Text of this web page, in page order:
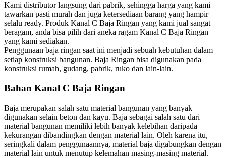
Kami distributor langsung dari pabrik, sehingga harga yang kami
tawarkan pasti murah dan juga ketersediaan barang yang hampir
selalu ready. Produk Kanal C Baja Ringan yang kami jual sangat
beragam, anda bisa pilih dari aneka ragam Kanal C Baja Ringan
yang kami sediakan.
Penggunaan baja ringan saat ini menjadi sebuah kebutuhan dalam
setiap konstruksi bangunan. Baja Ringan bisa digunakan pada
konstruksi rumah, gudang, pabrik, ruko dan lain-lain.
Bahan Kanal C Baja Ringan
Baja merupakan salah satu material bangunan yang banyak
digunakan selain beton dan kayu. Baja sebagai salah satu dari
material bangunan memiliki lebih banyak kelebihan daripada
kekurangan dibandingkan dengan material lain. Oleh karena itu,
seringkali dalam penggunaannya, material baja digabungkan dengan
material lain untuk menutup kelemahan masing-masing material.